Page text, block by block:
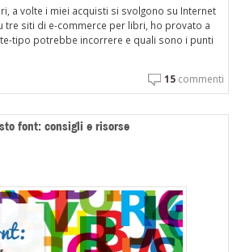
a volte i miei acquisti si svolgono su Internet
tre siti di e-commerce per libri, ho provato a
tipo potrebbe incorrere e quali sono i punti
15 commenti
font: consigli e risorse